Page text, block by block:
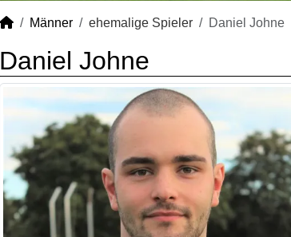
Männer ehemalige Spieler Daniel Johne
Daniel Johne